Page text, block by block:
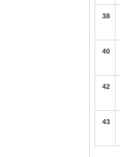
38
40
42
43